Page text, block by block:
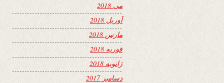
می 2018
آوریل 2018
مارس 2018
فوریه 2018
ژانویه 2018
دسامبر 2017